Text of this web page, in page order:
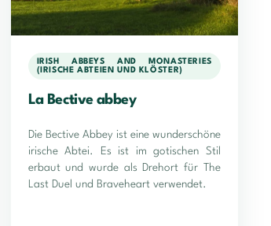
IRISH ABBEYS AND MONASTERIES
(IRISCHE ABTEIEN UND KLÖSTER)
La Bective abbey
Die Bective Abbey ist eine wunderschöne
irische Abtei. Es ist im gotischen Stil
erbaut und wurde als Drehort für The
Last Duel und Braveheart verwendet.